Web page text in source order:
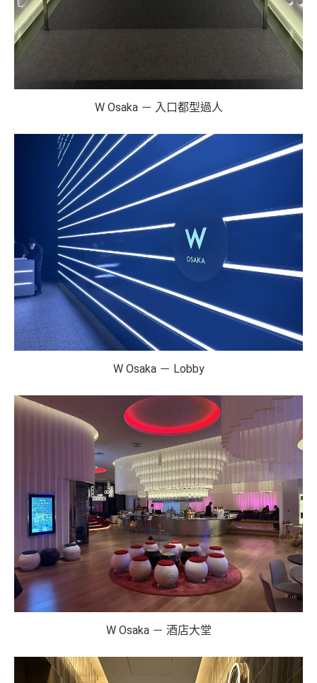
W Osaka － 入口都型過人
W Osaka － Lobby
W Osaka － 酒店大堂